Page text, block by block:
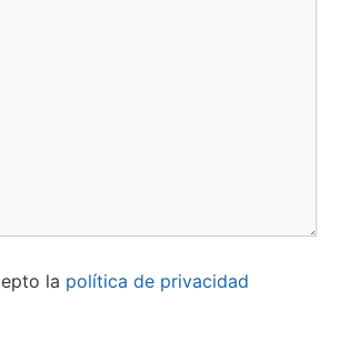
la política de privacidad